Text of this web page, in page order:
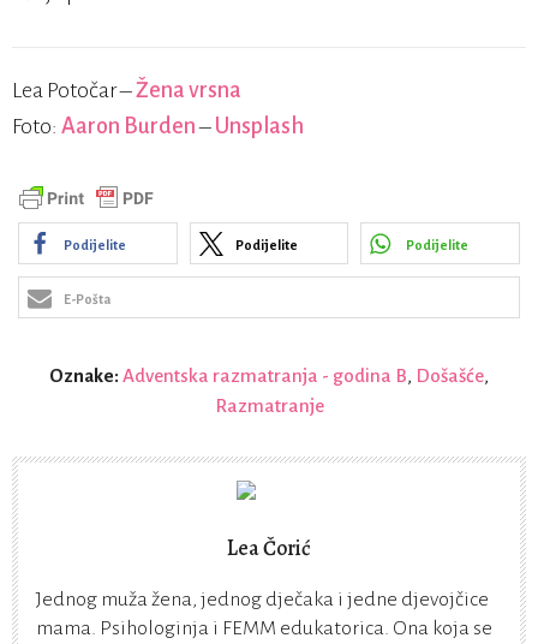
Lea Potočar –Žena vrsna
Foto: Aaron Burden– Unsplash
Podijelite Podijelite Podijelite
E-Pošta
Oznake: Adventska razmatranja - godina B, Došašće,
Razmatranje
Lea Čorić
Jednog muža žena, jednog dječaka i jedne djevojčice
mama. Psihologinja i FEMM edukatorica. Ona koja se